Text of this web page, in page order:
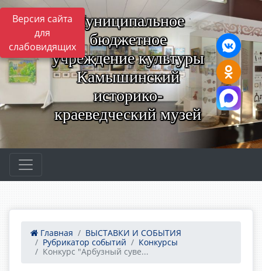
Версия сайта
для
слабовидящих
Муниципальное
бюджетное
учреждение культуры
Камышинский
историко-
краеведческий музей
Главная
ВЫСТАВКИ И СОБЫТИЯ
Рубрикатор событий
Конкурсы
Конкурс "Арбузный суве...